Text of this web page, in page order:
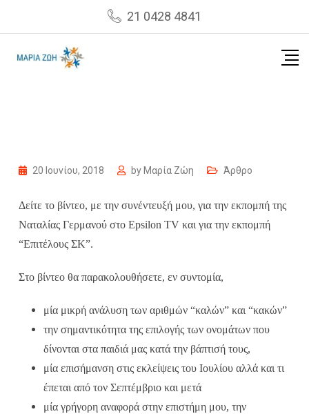
21 0428 4841
20 Ιουνίου, 2018 by Μαρία Ζώη Άρθρο
Δείτε το βίντεο, με την συνέντευξή μου, για την εκπομπή της
Ναταλίας Γερμανού στο Epsilon TV και για την εκπομπή
“Επιτέλους ΣΚ”.
Στο βίντεο θα παρακολουθήσετε, εν συντομία,
μία μικρή ανάλυση των αριθμών “καλών” και “κακών”
την σημαντικότητα της επιλογής των ονομάτων που
δίνονται στα παιδιά μας κατά την βάπτισή τους,
μία επισήμανση στις εκλείψεις του Ιουλίου αλλά και τι
έπεται από τον Σεπτέμβριο και μετά
μία γρήγορη αναφορά στην επιστήμη μου, την